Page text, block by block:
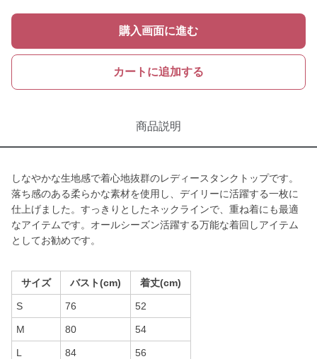
購入画面に進む
カートに追加する
商品説明
しなやかな生地感で着心地抜群のレディースタンクトップです。
落ち感のある柔らかな素材を使用し、デイリーに活躍する一枚に
仕上げました。すっきりとしたネックラインで、重ね着にも最適
なアイテムです。オールシーズン活躍する万能な着回しアイテム
としてお勧めです。
サイズ バスト(cm) 着丈(cm)
S 76 52
M 80 54
L 84 56